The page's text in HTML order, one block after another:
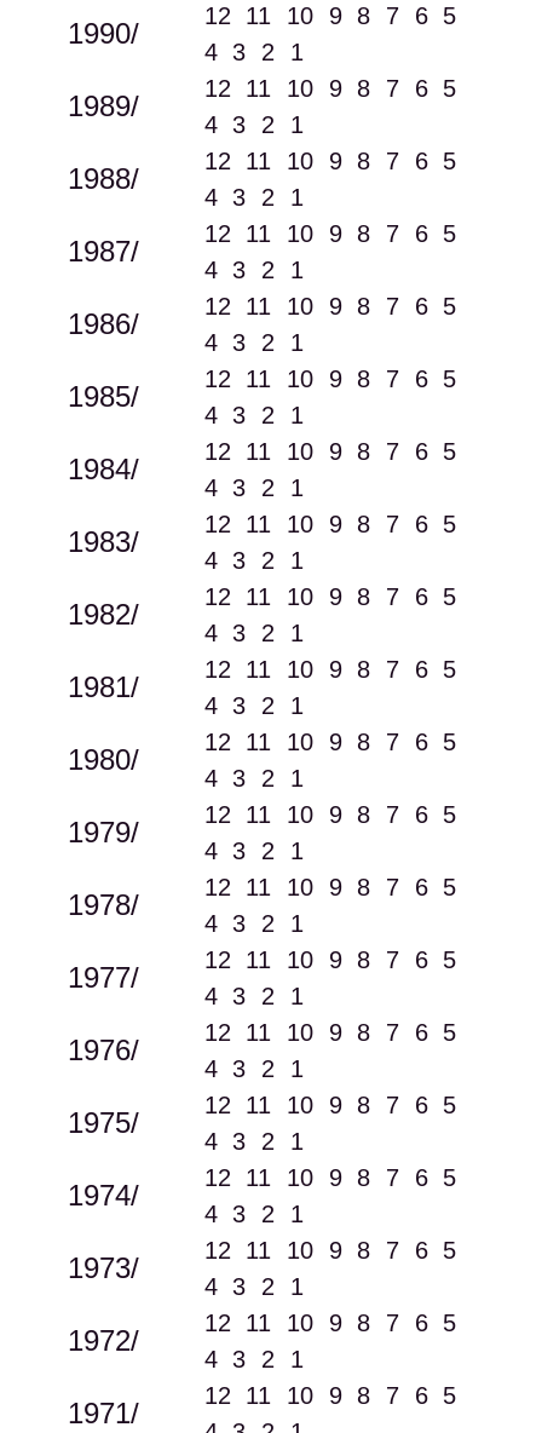
1990/
12 11 10 9 8 7 6
5
4
3 2 1
1989/
12 11 10 9 8 7 6
5
4
3 2 1
1988/
12 11 10 9 8 7 6
5
4
3 2 1
1987/
12 11 10 9 8 7 6
5
4
3 2 1
1986/
12 11 10 9 8 7 6
5
4
3 2 1
1985/
12 11 10 9 8 7 6
5
4
3 2 1
1984/
12 11 10 9 8 7 6
5
4
3 2 1
1983/
12 11 10 9 8 7 6
5
4
3 2 1
1982/
12 11 10 9 8 7 6
5
4
3 2 1
1981/
12 11 10 9 8 7 6
5
4
3 2 1
1980/
12 11 10 9 8 7 6
5
4
3 2 1
1979/
12 11 10 9 8 7 6
5
4
3 2 1
1978/
12 11 10 9 8 7 6
5
4
3 2 1
1977/
12 11 10 9 8 7 6
5
4
3 2 1
1976/
12 11 10 9 8 7 6
5
4
3 2 1
1975/
12 11 10 9 8 7 6
5
4
3 2 1
1974/
12 11 10 9 8 7 6
5
4
3 2 1
1973/
12 11 10 9 8 7 6
5
4
3 2 1
1972/
12 11 10 9 8 7 6
5
4
3 2 1
1971/
12 11 10 9 8 7 6
5